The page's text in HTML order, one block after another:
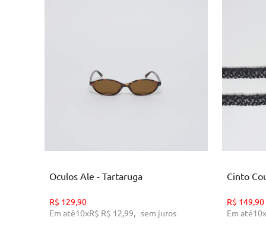
Oculos Ale - Tartaruga
R$ 129,90
Em até10xR$ R$ 12,99, sem juros
Cinto
R$ 149,90
Em até10